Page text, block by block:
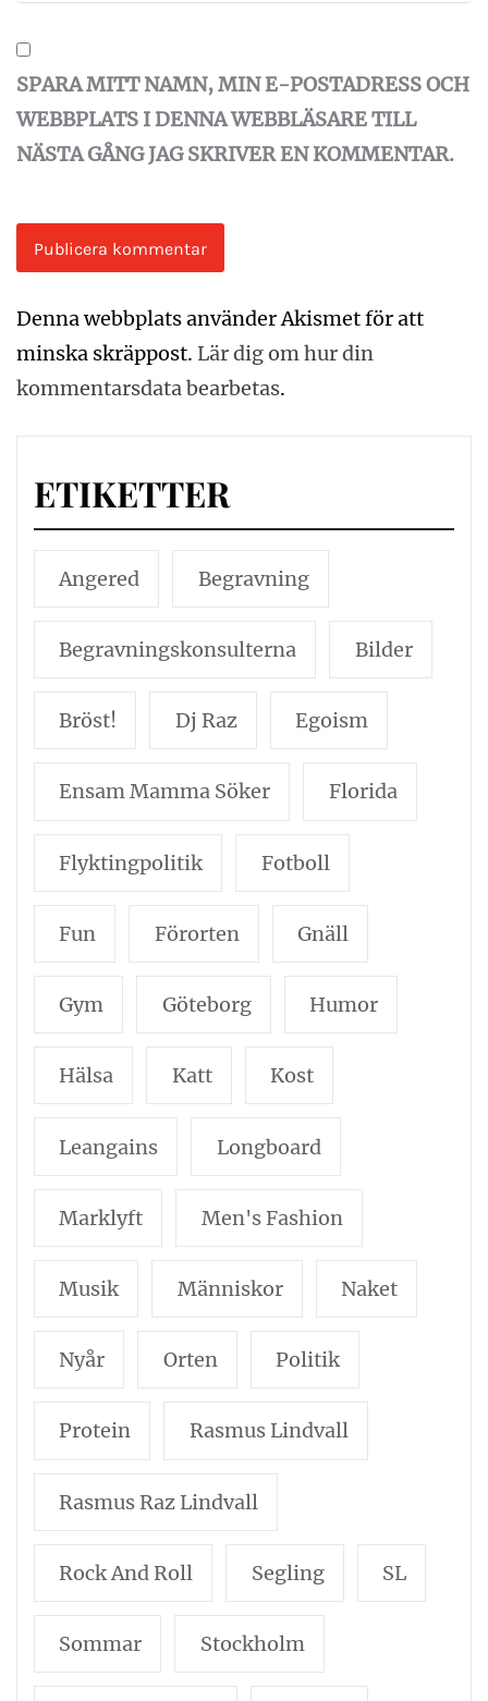
SPARA MITT NAMN, MIN E-POSTADRESS OCH
WEBBPLATS I DENNA WEBBLÄSARE TILL
NÄSTA GÅNG JAG SKRIVER EN KOMMENTAR.
Denna webbplats använder Akismet för att
minska skräppost. Lär dig om hur din
kommentarsdata bearbetas.
ETIKETTER
Angered Begravning
Begravningskonsulterna Bilder
Bröst! Dj Raz Egoism
Ensam Mamma Söker Florida
Flyktingpolitik Fotboll
Fun Förorten Gnäll
Gym Göteborg Humor
Hälsa Katt Kost
Leangains Longboard
Marklyft Men's Fashion
Musik Människor Naket
Nyår Orten Politik
Protein Rasmus Lindvall
Rasmus Raz Lindvall
Rock And Roll Segling SL
Sommar Stockholm